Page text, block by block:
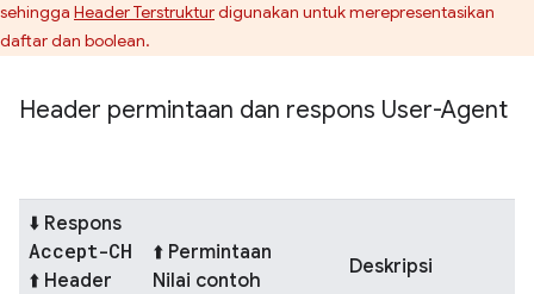
sehingga Header Terstrukturdigunakan untuk merepresentasikan
daftar dan boolean.
Header permintaan dan respons User-Agent
⬇️ Respons
Accept-CH
⬆️ Header
⬆️ Permintaan
Nilai contoh
Deskripsi